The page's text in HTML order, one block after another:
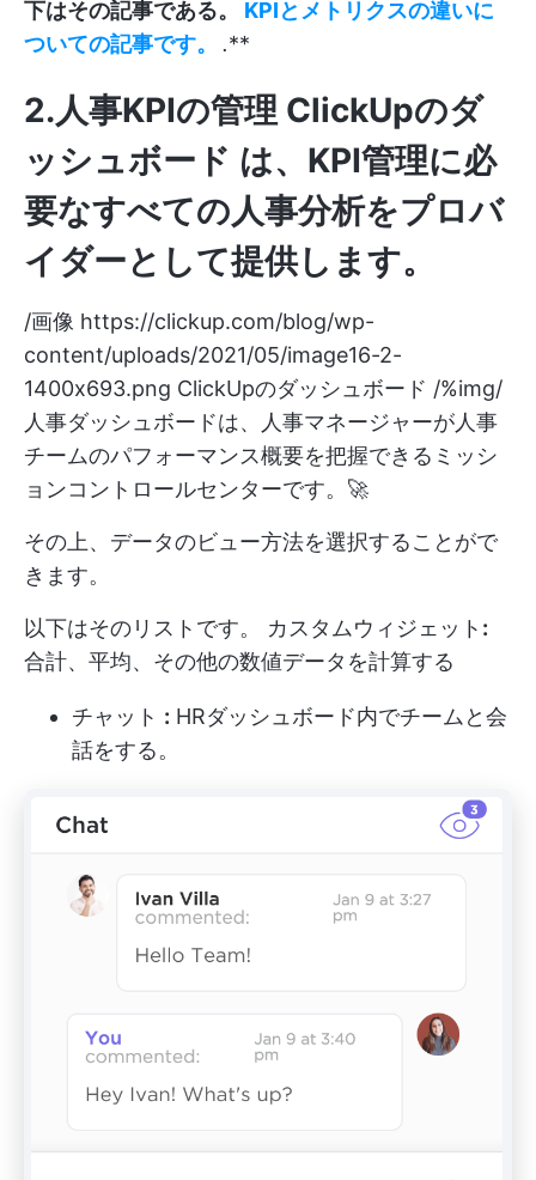
下はその記事である。 KPIとメトリクスの違いに
ついての記事です。
.**
2.人事KPIの管理 ClickUpのダ
ッシュボード は、KPI管理に必
要なすべての人事分析をプロバ
イダーとして提供します。
/画像 https://clickup.com/blog/wp-
content/uploads/2021/05/image16-2-
1400x693.png ClickUpのダッシュボード /%img/
人事ダッシュボードは、人事マネージャーが人事
チームのパフォーマンス概要を把握できるミッシ
ョンコントロールセンターです。🚀
その上、データのビュー方法を選択することがで
きます。
以下はそのリストです。 カスタムウィジェット :
合計、平均、その他の数値データを計算する
チャット : HRダッシュボード内でチームと会
話をする。